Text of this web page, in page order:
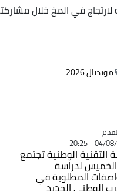
في المخ خلال
مونديال 2026
04/08/
التقنية الوطنية تجتمع
لدراسة
المطلوبة في